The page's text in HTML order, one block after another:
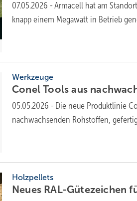
07.05.2026 - Armacell hat am
knapp einem Megawatt in Betrieb
Werkzeuge
Conel Tools aus
05.05.2026 - Die neue Produktlinie
nachwachsenden Rohstoffen,
Holzpellets
Neues RAL-Gü­te­zei­chen